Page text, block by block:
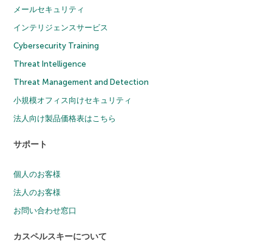
メールセキュリティ
インテリジェンスサービス
Cybersecurity Training
Threat Intelligence
Threat Management and Detection
小規模オフィス向けセキュリティ
法人向け製品価格表はこちら
サポート
個人のお客様
法人のお客様
お問い合わせ窓口
カスペルスキーについて